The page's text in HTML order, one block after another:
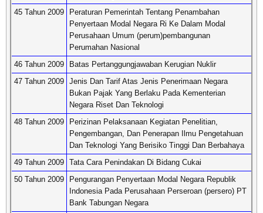
45 Tahun 2009
Peraturan Pemerintah Tentang Penambahan
Penyertaan Modal Negara Ri Ke Dalam Modal
Perusahaan Umum (perum)pembangunan
Perumahan Nasional
46 Tahun 2009
Batas Pertanggungjawaban Kerugian Nuklir
47 Tahun 2009 Jenis Dan Tarif Atas Jenis Penerimaan Negara
Bukan Pajak Yang Berlaku Pada Kementerian
Negara Riset Dan Teknologi
48 Tahun 2009
Perizinan Pelaksanaan Kegiatan Penelitian,
Pengembangan, Dan Penerapan Ilmu Pengetahuan
Dan Teknologi Yang Berisiko Tinggi Dan Berbahaya
49 Tahun 2009 Tata Cara Penindakan Di Bidang Cukai
50 Tahun 2009
Pengurangan Penyertaan Modal Negara Republik
Indonesia Pada Perusahaan Perseroan (persero) PT
Bank Tabungan Negara